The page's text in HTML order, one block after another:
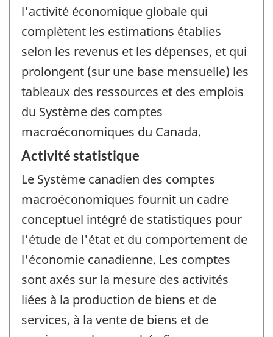
l'activité économique globale qui
complètent les estimations établies
selon les revenus et les dépenses, et qui
prolongent (sur une base mensuelle) les
tableaux des ressources et des emplois
du Système des comptes
macroéconomiques du Canada.
Activité statistique
Le Système canadien des comptes
macroéconomiques fournit un cadre
conceptuel intégré de statistiques pour
l'étude de l'état et du comportement de
l'économie canadienne. Les comptes
sont axés sur la mesure des activités
liées à la production de biens et de
services, à la vente de biens et de